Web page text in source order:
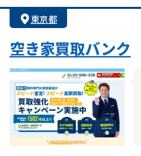
東京都
空き家買取バンク